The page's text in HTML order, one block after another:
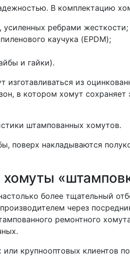
В комплектацию
усиленных ребрами жесткости;
каучука (EPDM);
и гайки).
изготавливаться из
в котором хомут
штампованных хомутов.
поверх накладываются
хомуты
более тщательный
через
ремонтного
крупнооптовых клиентов